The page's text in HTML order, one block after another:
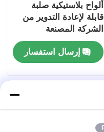
ألواح بلاستيكية صلبة
قابلة لإعادة التدوير من
الشركة المصنعة
للمعدات الأصلية (OEM)
مقاس 4x8 من البولي
بروبلين (PP) للجدران
إرسال استفسار